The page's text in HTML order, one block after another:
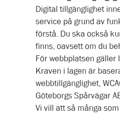
Digital tillgänglighet
service på grund av
förstå. Du ska också
finns, oavsett om du
För webbplatsen
Kraven i lagen är
webbtillgänglighet,
Göteborgs Spårvägar
Vi vill att så många